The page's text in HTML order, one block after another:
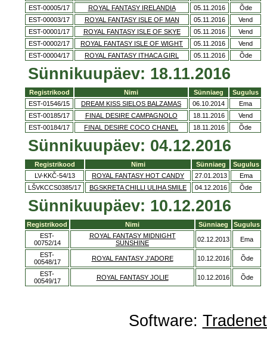
EST-00005/17
ROYAL FANTASY IRELANDIA 05.11.2016
Õde
EST-00003/17
ROYAL FANTASY ISLE OF MAN 05.11.2016
Vend
EST-00001/17
ROYAL FANTASY ISLE OF SKYE 05.11.2016
Vend
EST-00002/17
ROYAL FANTASY ISLE OF WIGHT 05.11.2016
Vend
EST-00004/17
ROYAL FANTASY ITHACA GIRL 05.11.2016 Õde
Sünnikuupäev: 18.11.2016
Registrikood Nimi Sünniaeg
Sugulus
EST-01546/15
DREAM KISS SIELOS BALZAMAS 06.10.2014
Ema
EST-00185/17
FINAL DESIRE CAMPAGNOLO 18.11.2016
Vend
EST-00184/17
FINAL DESIRE COCO CHANEL 18.11.2016 Õde
Sünnikuupäev: 04.12.2016
Registrikood Nimi Sünniaeg
Sugulus
LV-KKČ-54/13
ROYAL FANTASY HOT CANDY 27.01.2013
Ema
LŠVKCCS0385/17
BGSKRETA CHILLI ULIHA SMILE 04.12.2016 Õde
Sünnikuupäev: 10.12.2016
Registrikood Nimi Sünniaeg
Sugulus
EST-
00752/14
ROYAL FANTASY MIDNIGHT
SUNSHINE
02.12.2013 Ema
EST-
00548/17
ROYAL FANTASY J'ADORE 10.12.2016 Õde
EST-
00549/17
ROYAL FANTASY JOLIE 10.12.2016 Õde
Software: